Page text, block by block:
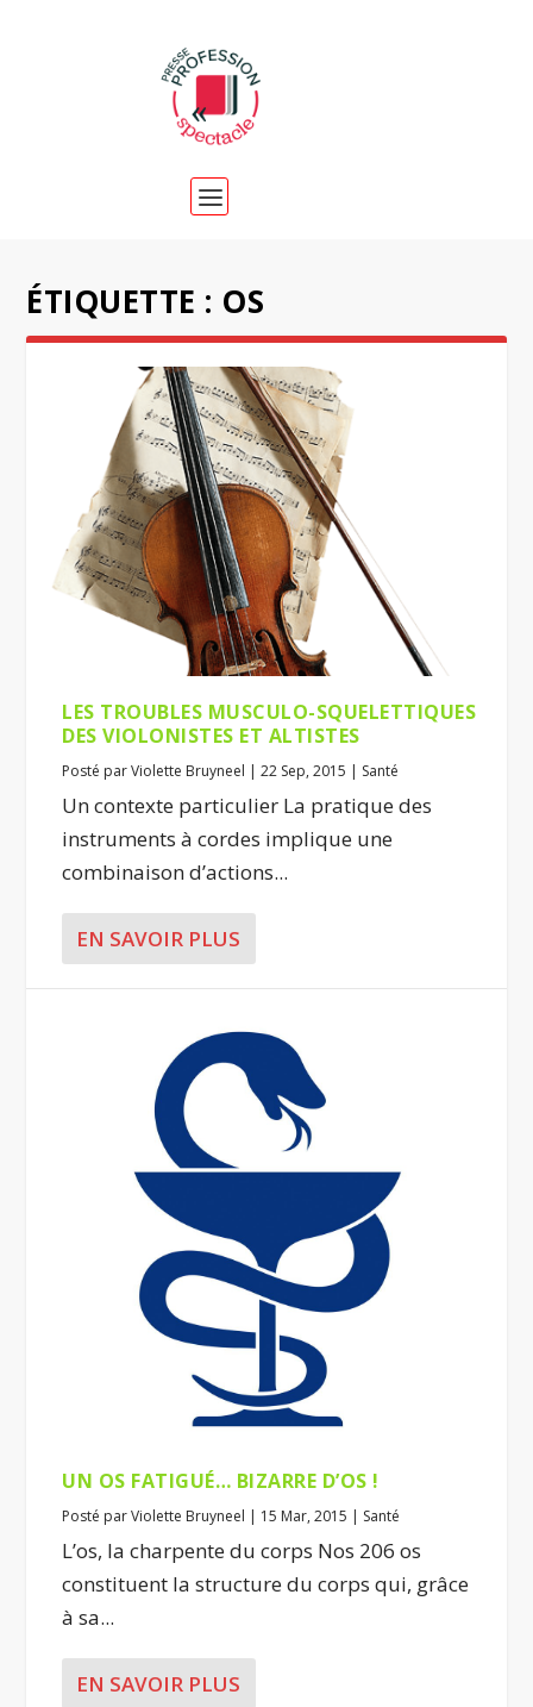
ÉTIQUETTE : OS
LES TROUBLES MUSCULO-SQUELETTIQUES
DES VIOLONISTES ET ALTISTES
Posté parViolette Bruyneel |22 Sep, 2015 | Santé
Un contexte particulier La pratique des
instruments à cordes implique une
combinaison d’actions...
EN SAVOIR PLUS
UN OS FATIGUÉ… BIZARRE D’OS !
Posté parViolette Bruyneel | 15 Mar, 2015 | Santé
L’os, la charpente du corps Nos 206 os
constituent la structure du corps qui, grâce
à sa...
EN SAVOIR PLUS